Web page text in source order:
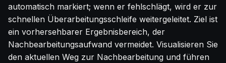
automatisch markiert; wenn er fehlschlägt, wird er zur
schnellen Überarbeitungsschleife weitergeleitet. Ziel ist
ein vorhersehbarer Ergebnisbereich, der
Nachbearbeitungsaufwand vermeidet. Visualisieren Sie
den aktuellen Weg zur Nachbearbeitung und führen